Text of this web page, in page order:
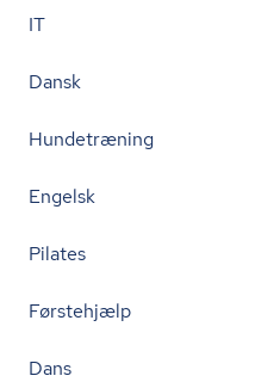
IT
Dansk
Hundetræning
Engelsk
Pilates
Førstehjælp
Dans